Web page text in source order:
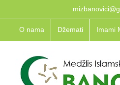
to
contentO nama Džemati Imami